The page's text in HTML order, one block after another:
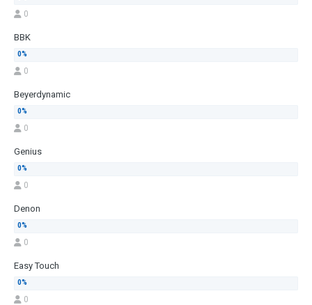
0
BBK
0
Beyerdynamic
0
Genius
0
Denon
0
Easy Touch
0